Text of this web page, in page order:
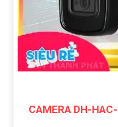
CAMERA DH-